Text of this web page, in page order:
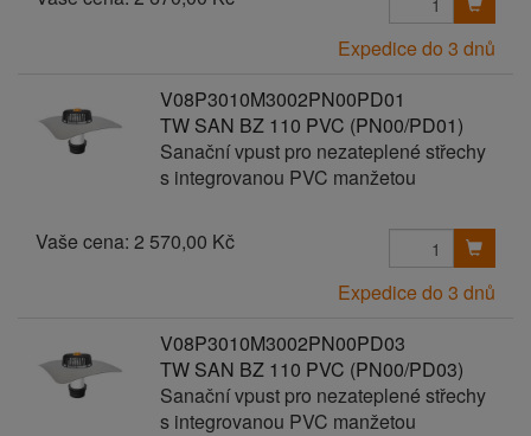
Expedice do 3 dnů
V08P3010M3002PN00PD01
TW SAN BZ 110 PVC (PN00/PD01)
Sanační vpust pro nezateplené střechy
s integrovanou PVC manžetou
Vaše cena: 2 570,00 Kč
Expedice do 3 dnů
V08P3010M3002PN00PD03
TW SAN BZ 110 PVC (PN00/PD03)
Sanační vpust pro nezateplené střechy
s integrovanou PVC manžetou